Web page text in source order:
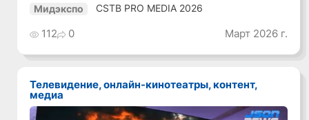
Мидэкспо CSTB PRO MEDIA 2026
112 0 Март 2026 г.
Телевидение, онлайн-кинотеатры, контент,
медиа